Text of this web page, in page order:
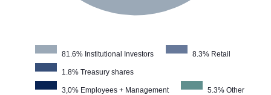
81.6% Institutional Investors 8.3% Retail
1.8% Treasury shares
3,0% Employees + Management 5.3% Other